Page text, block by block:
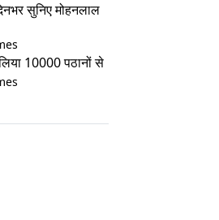
सुनिए मोहनलाल
10000 पठानों से